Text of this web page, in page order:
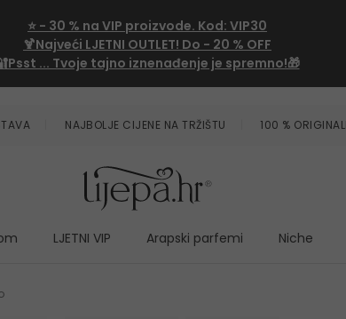
⭐ - 30 % na VIP proizvode. Kod: VIP30
🍹Najveći LJETNI OUTLET! Do - 20 % OFF
... Tvoje tajno iznenađenje je spremno!🎁
NAJBOLJE CIJENE NA TRŽIŠTU 100 %
LJETNI VIP Arapski parfemi Niche